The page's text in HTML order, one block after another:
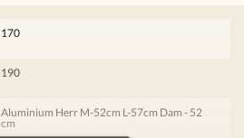
170
190
Aluminium Herr M-52cm L-57cm Dam - 52
cm